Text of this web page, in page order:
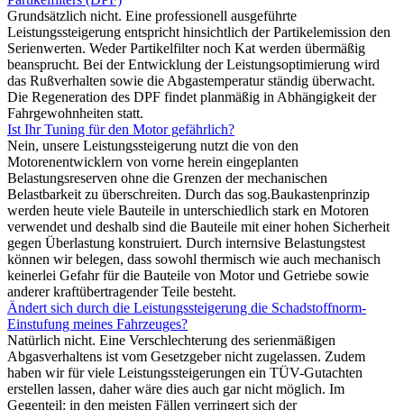
Grundsätzlich nicht. Eine professionell ausgeführte
Leistungssteigerung entspricht hinsichtlich der Partikelemission den
Serienwerten. Weder Partikelfilter noch Kat werden übermäßig
beansprucht. Bei der Entwicklung der Leistungsoptimierung wird
das Rußverhalten sowie die Abgastemperatur ständig überwacht.
Die Regeneration des DPF findet planmäßig in Abhängigkeit der
Fahrgewohnheiten statt.
Ist Ihr Tuning für den Motor gefährlich?
Nein, unsere Leistungssteigerung nutzt die von den
Motorenentwicklern von vorne herein eingeplanten
Belastungsreserven ohne die Grenzen der mechanischen
Belastbarkeit zu überschreiten. Durch das sog.Baukastenprinzip
werden heute viele Bauteile in unterschiedlich stark en Motoren
verwendet und deshalb sind die Bauteile mit einer hohen Sicherheit
gegen Überlastung konstruiert. Durch internsive Belastungstest
können wir belegen, dass sowohl thermisch wie auch mechanisch
keinerlei Gefahr für die Bauteile von Motor und Getriebe sowie
anderer kraftübertragender Teile besteht.
Ändert sich durch die Leistungssteigerung die Schadstoffnorm-
Einstufung meines Fahrzeuges?
Natürlich nicht. Eine Verschlechterung des serienmäßigen
Abgasverhaltens ist vom Gesetzgeber nicht zugelassen. Zudem
haben wir für viele Leistungssteigerungen ein TÜV-Gutachten
erstellen lassen, daher wäre dies auch gar nicht möglich. Im
Gegenteil: in den meisten Fällen verringert sich der